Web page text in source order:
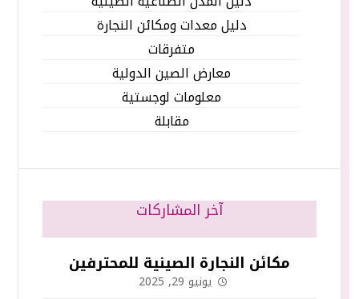
دليل معدات ومكائن النجارة
متفرقات
معارض الصين الدولية
معلومات لوجستية
مقابلة
آخر المشاركات
مكائن النجارة الصينية للمحترفين
يونيو 29, 2025